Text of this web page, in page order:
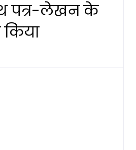
पत्र-लेखन के